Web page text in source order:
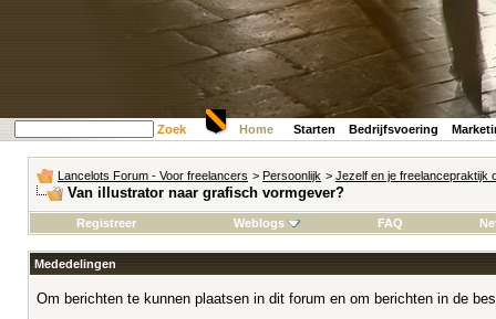
Zoek Home Starten Bedrijfsvoering
Lancelots Forum - Voor freelancers > Persoonlijk > Jezelf en je freelancepraktijk
Van illustrator naar grafisch vormgever?
Registreer Weblogs FAQ
Mededelingen
Om berichten te kunnen plaatsen in dit forum en om berichten in de